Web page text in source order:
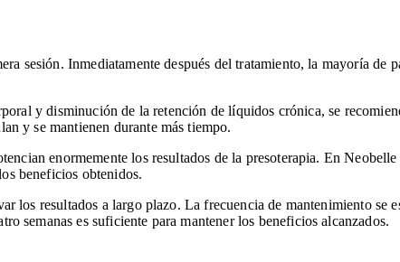
sesión. Inmediatamente después del tratamiento, la mayoría de
y disminución de la retención de líquidos crónica, se
y se mantienen durante más tiempo.
enormemente los resultados de la presoterapia. En
beneficios obtenidos.
los resultados a largo plazo. La frecuencia de mantenimiento se
semanas es suficiente para mantener los beneficios alcanzados.